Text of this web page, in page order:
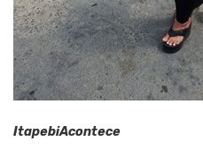
ItapebiAcontece